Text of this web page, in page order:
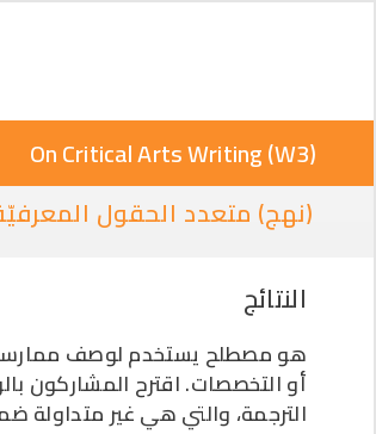
On Critical Arts Writing (W3)
(نهج) متعدد الحقول
النتائج
هو مصطلح يستخدم لوصف
أو التخصصات. اقترح المشاركون
الترجمة، والتي هي غير متداولة